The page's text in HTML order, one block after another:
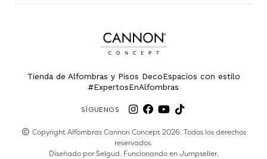
Tienda de Alfombras y Pisos DecoEspacios con estilo
#ExpertosEnAlfombras
SÍGUENOS
Copyright Alfombras Cannon Concept 2026. Todos los derechos
reservados.
Diseñado porSelgud. Funcionando enJumpseller.